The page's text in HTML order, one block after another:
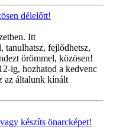
délelőtt!
Itt
tanulhatsz, fejlődhetsz,
örömmel, közösen!
ig, hozhatod a kedvenc
az általunk kínált
készíts önarcképet!